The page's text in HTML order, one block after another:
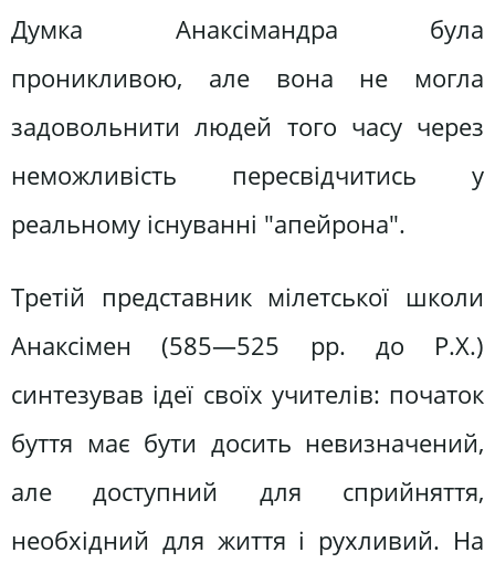
Думка Анаксімандра була
проникливою, але вона не могла
задовольнити людей того часу через
неможливість пересвідчитись у
реальному існуванні "апейрона".
Третій представник мілетської школи
Анаксімен (585—525 pp. до Р.Х.)
синтезував ідеї своїх учителів: початок
буття має бути досить невизначений,
але доступний для сприйняття,
необхідний для життя і рухливий. На